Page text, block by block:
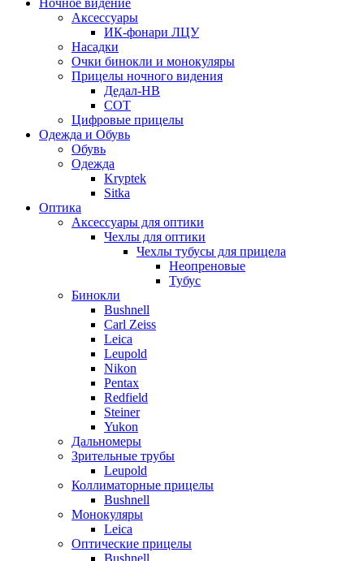
Ночное видение
Аксессуары
ИК-фонари ЛЦУ
Насадки
Очки бинокли и монокуляры
Прицелы ночного видения
Дедал-НВ
СОТ
Цифровые прицелы
Одежда и Обувь
Обувь
Одежда
Kryptek
Sitka
Оптика
Аксессуары для оптики
Чехлы для оптики
Чехлы тубусы для прицела
Неопреновые
Тубус
Бинокли
Bushnell
Carl Zeiss
Leica
Leupold
Nikon
Pentax
Redfield
Steiner
Yukon
Дальномеры
Зрительные трубы
Leupold
Коллиматорные прицелы
Bushnell
Монокуляры
Leica
Оптические прицелы
Bushnell